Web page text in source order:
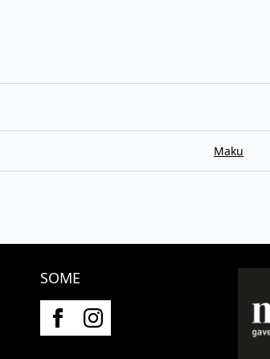
Maku
SOME